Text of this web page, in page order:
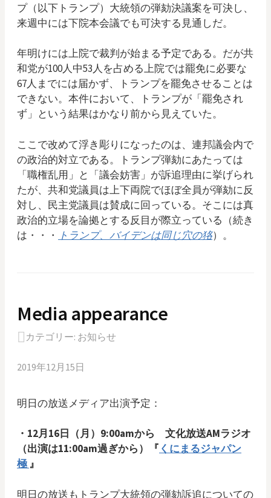
プ（以下トランプ）大統領の弾劾決議案を可決し、
来週中には下院本会議でも可決する見通しだ。
年明けには上院で裁判が始まる予定である。だが共
和党が100人中53人を占める上院では罷免に必要な
67人までには届かず、トランプを罷免させることは
できない。本件において、トランプが「罷免され
ず」という結果はかなり前から見えていた。
ここで改めて浮き彫りになったのは、連邦議会内で
の政治的対立である。トランプ弾劾にあたっては
「職権乱用」と「議会妨害」が訴追理由に挙げられ
たが、共和党議員は上下両院でほぼ全員が弾劾に反
対し、民主党議員は賛成に回っている。そこには真
政治的立場を論拠とする反目が際立っている（続き
は・・・ トランプ、 バイデンは同じ穴の狢）。
Media appearance
カテゴリー: お知らせ
2019年12月15日
明日の放送メディア出演予定：
・12月16日（月）9:00amから 文化放送AMラジオ
（出演は11:00am過ぎから）『 くにまるジャパン
極 』
明日の放送もトランプ大統領の弾劾訴追についての